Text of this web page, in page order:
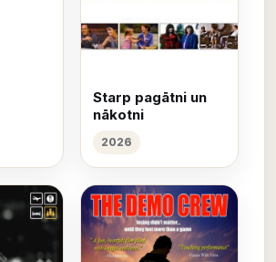
Starp pagātni un
nākotni
2026